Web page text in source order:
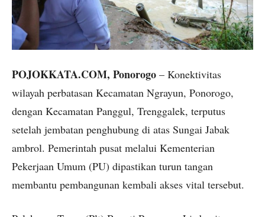
POJOKKATA.COM, Ponorogo – Konektivitas
wilayah perbatasan Kecamatan Ngrayun, Ponorogo,
dengan Kecamatan Panggul, Trenggalek, terputus
setelah jembatan penghubung di atas Sungai Jabak
ambrol. Pemerintah pusat melalui Kementerian
Pekerjaan Umum (PU) dipastikan turun tangan
membantu pembangunan kembali akses vital tersebut.